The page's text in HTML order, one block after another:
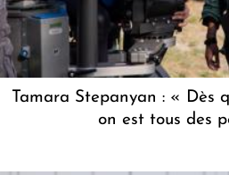
Tamara Stepanyan : « Dès
on est tous des